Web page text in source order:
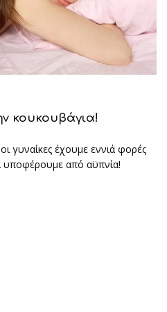
κουκουβάγια!
γυναίκες έχουμε εννιά φορές
υποφέρουμε από αϋπνία!